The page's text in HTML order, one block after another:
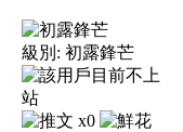
級別: 初露鋒芒
x0